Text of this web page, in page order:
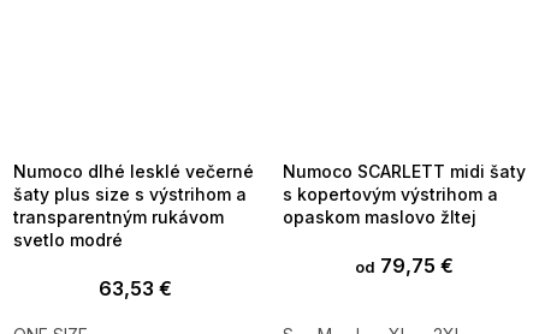
Numoco dlhé lesklé večerné
šaty plus size s výstrihom a
transparentným rukávom
svetlo modré
63,53 €
Numoco SCARLETT midi šaty
s kopertovým výstrihom a
opaskom maslovo žltej
od 79,75 €